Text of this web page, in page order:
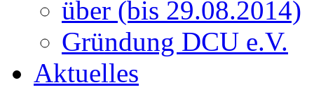
über (bis 29.08.2014)
Gründung DCU e.V.
Aktuelles